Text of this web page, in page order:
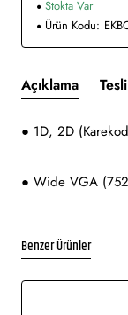
Stokta Var
Ürün Kodu:
Açıklama
● 1D, 2D
● Wide VGA
● Barkod
Benzer Ürünler